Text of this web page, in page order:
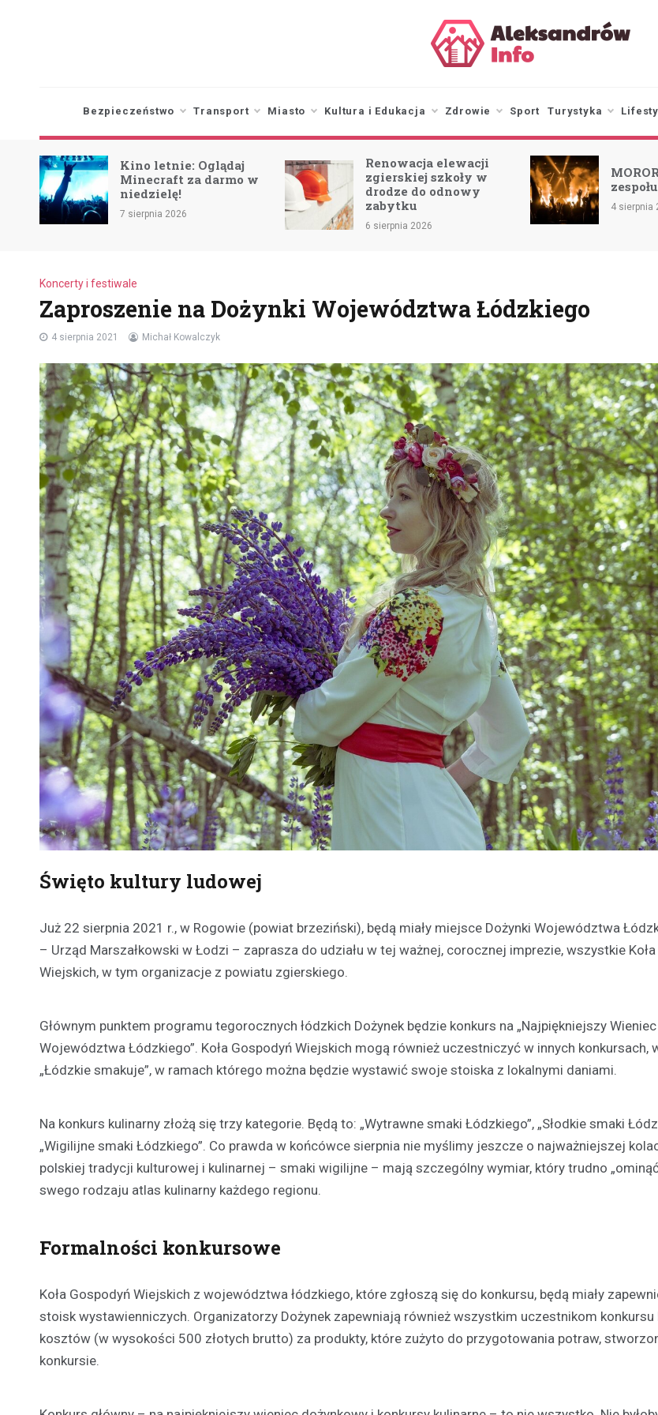
Bezpieczeństwo Transport Miasto Kultura i Edukacja Zdrowie Sport Turystyka
Kino letnie: Oglądaj
Minecraft za darmo w
niedzielę!
7 sierpnia 2026
Renowacja elewacji
zgierskiej szkoły w
drodze do odnowy
zabytku
6 sierpnia 2026
MORORUN: dołącz do
zespołu wolontariuszy!
4 sierpnia 2026
Koncerty i festiwale
Zaproszenie na Dożynki Województwa Łódzkiego
4 sierpnia 2021 Michał Kowalczyk
Święto kultury ludowej
Już 22 sierpnia 2021 r., w Rogowie (powiat brzeziński), będą miały miejsce Dożynki Województwa
– Urząd Marszałkowski w Łodzi – zaprasza do udziału w tej ważnej, corocznej imprezie, wszystkie
Wiejskich, w tym organizacje z powiatu zgierskiego.
Głównym punktem programu tegorocznych łódzkich Dożynek będzie konkurs na „Najpiękniejszy
Województwa Łódzkiego”. Koła Gospodyń Wiejskich mogą również uczestniczyć w innych konkursach,
„Łódzkie smakuje”, w ramach którego można będzie wystawić swoje stoiska z lokalnymi daniami.
Na konkurs kulinarny złożą się trzy kategorie. Będą to: „Wytrawne smaki Łódzkiego”, „Słodkie smaki
„Wigilijne smaki Łódzkiego”. Co prawda w końcówce sierpnia nie myślimy jeszcze o najważniejszej
polskiej tradycji kulturowej i kulinarnej – smaki wigilijne – mają szczególny wymiar, który trudno
swego rodzaju atlas kulinarny każdego regionu.
Formalności konkursowe
Koła Gospodyń Wiejskich z województwa łódzkiego, które zgłoszą się do konkursu, będą miały
stoisk wystawienniczych. Organizatorzy Dożynek zapewniają również wszystkim uczestnikom
kosztów (w wysokości 500 złotych brutto) za produkty, które zużyto do przygotowania potraw,
konkursie.
Turystyka
Jedziesz do
najciekawsze
który leży…